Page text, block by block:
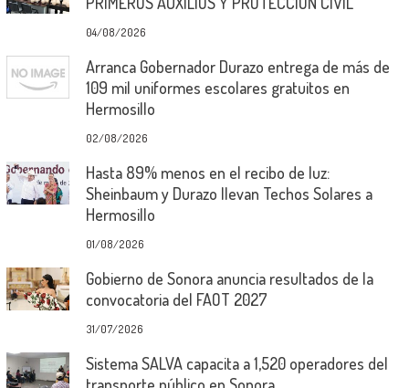
04/08/2026
Arranca Gobernador Durazo entrega de más de
109 mil uniformes escolares gratuitos en
Hermosillo
02/08/2026
Hasta 89% menos en el recibo de luz:
Sheinbaum y Durazo llevan Techos Solares a
Hermosillo
01/08/2026
Gobierno de Sonora anuncia resultados de la
convocatoria del FAOT 2027
31/07/2026
Sistema SALVA capacita a 1,520 operadores del